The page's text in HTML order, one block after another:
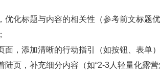
优化标题与内容的相关性（参考前文标题
面，添加清晰的行动指引（如按钮、表单
陆页，补充细分内容（如“2-3人轻量化露营